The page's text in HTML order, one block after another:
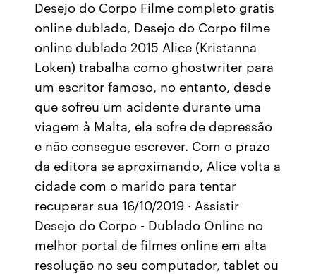
Desejo do Corpo Filme completo gratis
online dublado, Desejo do Corpo filme
online dublado 2015 Alice (Kristanna
Loken) trabalha como ghostwriter para
um escritor famoso, no entanto, desde
que sofreu um acidente durante uma
viagem à Malta, ela sofre de depressão
e não consegue escrever. Com o prazo
da editora se aproximando, Alice volta a
cidade com o marido para tentar
recuperar sua 16/10/2019 · Assistir
Desejo do Corpo - Dublado Online no
melhor portal de filmes online em alta
resolução no seu computador, tablet ou